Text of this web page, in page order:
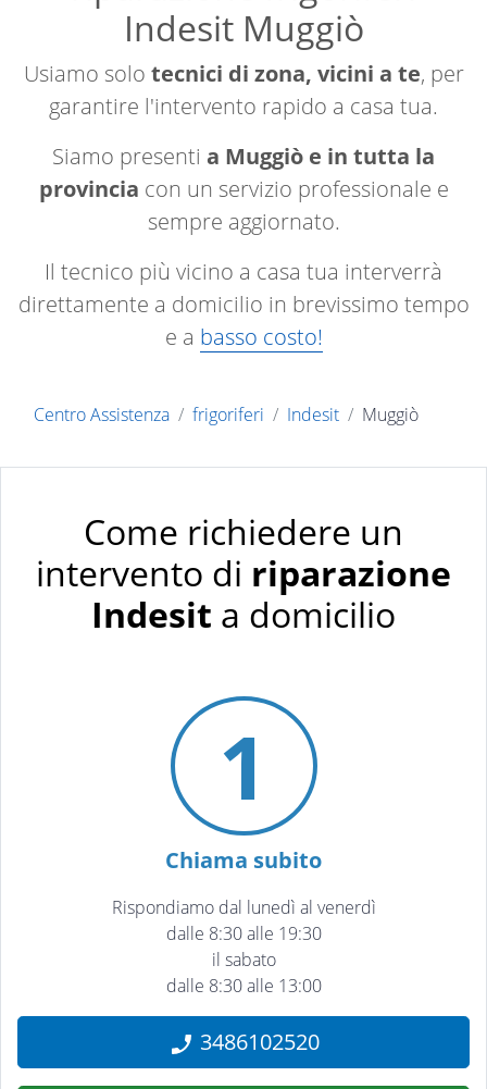
Indesit Muggiò
Usiamo solo tecnici di zona, vicini a te, per
garantire l'intervento rapido a casa tua.
Siamo presenti a Muggiò e in tutta la
provincia con un servizio professionale e
sempre aggiornato.
Il tecnico più vicino a casa tua interverrà
direttamente a domicilio in brevissimo tempo
e a basso costo!
Centro Assistenza frigoriferi Indesit Muggiò
Come richiedere un
intervento di riparazione
Indesit a domicilio
1
Chiama subito
Rispondiamo dal lunedì al venerdì
dalle 8:30 alle 19:30
il sabato
dalle 8:30 alle 13:00
3486102520